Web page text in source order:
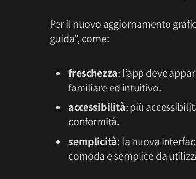
Per il nuovo aggiornamento
guida”, come:
freschezza: l’app deve
familiare ed intuitivo.
accessibilità: più
conformità.
semplicità: la nuova
comoda e semplice da